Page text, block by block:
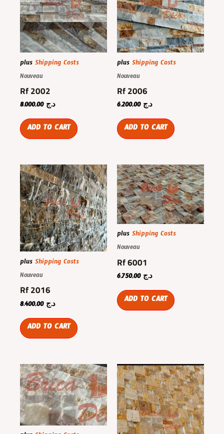
plus Shipping Costs
Nouveau
Rf 2002
د.ج 8.000,00
ADD TO CART
plus Shipping Costs
Nouveau
Rf 2006
د.ج 6.200,00
ADD TO CART
plus Shipping Costs
Nouveau
Rf 2016
د.ج 8.400,00
ADD TO CART
plus Shipping Costs
Nouveau
Rf 6001
د.ج 6.750,00
ADD TO CART